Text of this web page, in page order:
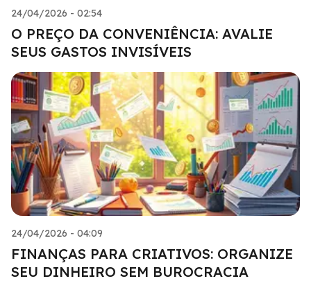
24/04/2026 - 02:54
O PREÇO DA CONVENIÊNCIA: AVALIE
SEUS GASTOS INVISÍVEIS
24/04/2026 - 04:09
FINANÇAS PARA CRIATIVOS: ORGANIZE
SEU DINHEIRO SEM BUROCRACIA